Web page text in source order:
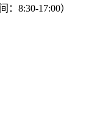
：8:30-17:00）